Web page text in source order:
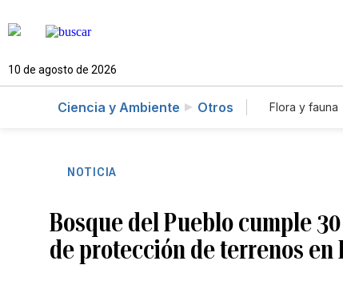
10 de agosto de 2026
Ciencia y Ambiente Otros Flora y fauna
NOTICIA
Bosque del Pueblo cumple
de protección de terrenos en